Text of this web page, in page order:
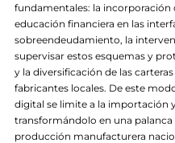
fundamentales: la
educación financiera en las
sobreendeudamiento, la
supervisar estos esquemas y
y la diversificación de las
fabricantes locales. De este
digital se limite a la importación
transformándolo en una
producción manufacturera